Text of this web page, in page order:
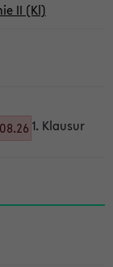
II (Kl)
1. Klausur